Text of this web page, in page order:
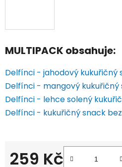
MULTIPACK obsahuje:
Delfínci - jahodový kukuřičný
Delfínci - mangový kukuřičný
Delfínci - lehce solený
Delfínci - kukuřičný snack
259 Kč